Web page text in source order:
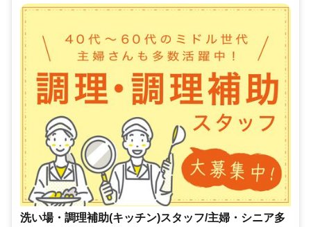
洗い場・調理補助(キッチン)スタッフ/主婦・シニア多